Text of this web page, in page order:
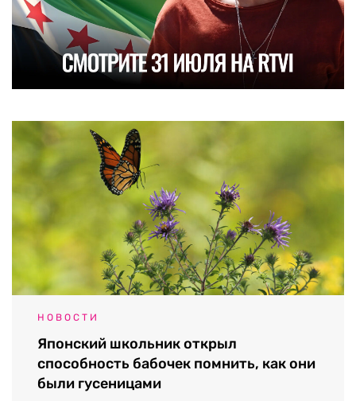
НОВОСТИ
Японский школьник открыл
способность бабочек помнить, как они
были гусеницами